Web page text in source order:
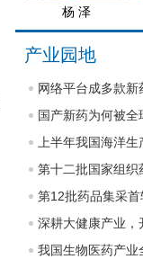
杨 泽
产业园地
网络平台成多款新
国产新药为何被全
上半年我国海洋
第十二批国家组织
第12批药品集采
深耕大健康产业，
我国生物医药产业